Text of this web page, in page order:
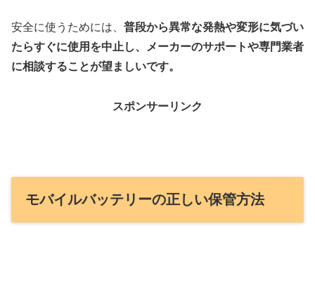
安全に使うためには、 普段から異常な発熱や変形に気づい
たらすぐに使用を中止し、メーカーのサポートや専門業者
に相談することが望ましいです。
スポンサーリンク
モバイルバッテリーの正しい保管方法